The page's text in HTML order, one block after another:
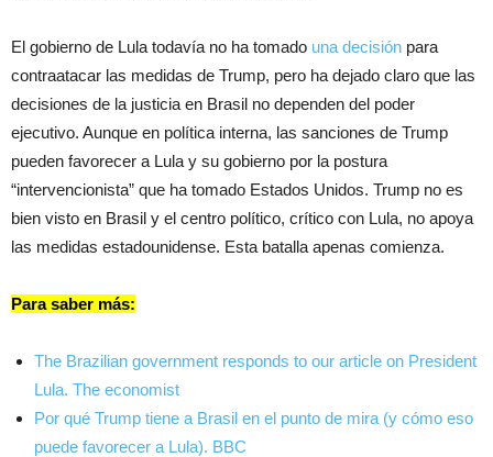
El gobierno de Lula todavía no ha tomado una decisión para
contraatacar las medidas de Trump, pero ha dejado claro que las
decisiones de la justicia en Brasil no dependen del poder
ejecutivo. Aunque en política interna, las sanciones de Trump
pueden favorecer a Lula y su gobierno por la postura
“intervencionista” que ha tomado Estados Unidos. Trump no es
bien visto en Brasil y el centro político, crítico con Lula, no apoya
las medidas estadounidense. Esta batalla apenas comienza.
Para saber más:
The Brazilian government responds to our article on President
Lula. The economist
Por qué Trump tiene a Brasil en el punto de mira (y cómo eso
puede favorecer a Lula). BBC